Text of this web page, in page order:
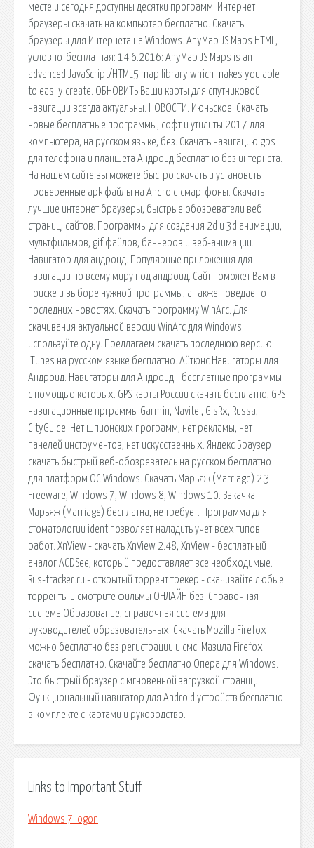
месте и сегодня доступны десятки программ. Интернет
браузеры скачать на компьютер бесплатно. Скачать
браузеры для Интернета на Windows. AnyMap JS Maps HTML,
условно-бесплатная: 14.6.2016: AnyMap JS Maps is an
advanced JavaScript/HTML5 map library which makes you able
to easily create. ОБНОВИТЬ Ваши карты для спутниковой
навигации всегда актуальны. НОВОСТИ. Июньское. Скачать
новые бесплатные программы, софт и утилиты 2017 для
компьютера, на русском языке, без. Скачать навигацию gps
для телефона и планшета Андроид бесплатно без интернета.
На нашем сайте вы можете быстро скачать и установить
проверенные apk файлы на Android смартфоны. Скачать
лучшие интернет браузеры, быстрые обозреватели веб
страниц, сайтов. Программы для создания 2d и 3d анимации,
мультфильмов, gif файлов, баннеров и веб-анимации.
Навигатор для андроид. Популярные приложения для
навигации по всему миру под андроид. Сайт поможет Вам в
поиске и выборе нужной программы, а также поведает о
последних новостях. Скачать программу WinArc. Для
скачивания актуальной версии WinArc для Windows
используйте одну. Предлагаем скачать последнюю версию
iTunes на русском языке бесплатно. Айтюнс Навигаторы для
Андроид. Навигаторы для Андроид - бесплатные программы
с помощью которых. GPS карты России скачать бесплатно, GPS
навигационные прграммы Garmin, Navitel, GisRx, Russa,
CityGuide. Нет шпионских программ, нет рекламы, нет
панелей инструментов, нет искусственных. Яндекс Браузер
скачать быстрый веб-обозреватель на русском бесплатно
для платформ ОС Windows. Скачать Марьяж (Marriage) 2.3.
Freeware, Windows 7, Windows 8, Windows 10. Закачка
Марьяж (Marriage) бесплатна, не требует. Программа для
стоматологии ident позволяет наладить учет всех типов
работ. XnView - скачать XnView 2.48, XnView - бесплатный
аналог ACDSee, который предоставляет все необходимые.
Rus-tracker.ru - открытый торрент трекер - скачивайте любые
торренты и смотрите фильмы ОНЛАЙН без. Справочная
система Образование, справочная система для
руководителей образовательных. Скачать Mozilla Firefox
можно бесплатно без регистрации и смс. Мазила Firefox
скачать бесплатно. Скачайте бесплатно Опера для Windows.
Это быстрый браузер с мгновенной загрузкой страниц.
Функциональный навигатор для Android устройств бесплатно
в комплекте с картами и руководство.
Links to Important Stuff
Windows 7 logon